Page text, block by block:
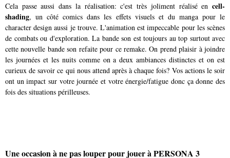
Cela passe aussi dans la réalisation: c'est très joliment réalisé en cell-
shading, un côté comics dans les effets visuels et du manga pour le
character design aussi je trouve. L'animation est impeccable pour les scènes
de combats ou d'exploration. La bande son est toujours au top surtout avec
cette nouvelle bande son refaite pour ce remake. On prend plaisir à joindre
les journées et les nuits comme on a deux ambiances distinctes et on est
curieux de savoir ce qui nous attend après à chaque fois? Vos actions le soir
ont un impact sur votre journée et votre énergie/fatigue donc ça donne des
fois des situations périlleuses.
Une occasion à ne pas louper pour jouer à PERSONA 3